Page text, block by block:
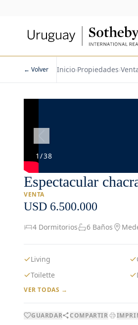
← Volver Inicio›Propiedades›
1/38
Espectacular
VENTA
USD 6.500.000
4 Dormitorios 6 Baños
Living
Toilette
VER TODAS →
GUARDAR COMPARTIR